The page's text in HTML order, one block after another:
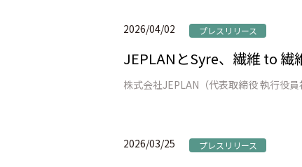
2026/04/02 プレスリリース
JEPLANとSyre、繊維 to 繊
2026/03/25 プレスリリース